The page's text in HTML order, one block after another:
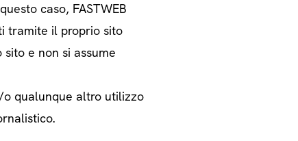
caso, FASTWEB
tramite il proprio sito
e non si assume
qualunque altro utilizzo